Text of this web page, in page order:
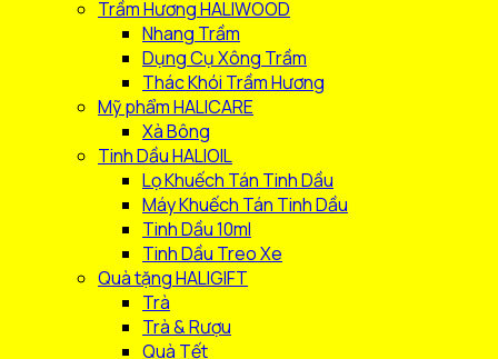
Trầm Hương HALIWOOD
Nhang Trầm
Dụng Cụ Xông Trầm
Thác Khói Trầm Hương
Mỹ phẩm HALICARE
Xà Bông
Tinh Dầu HALIOIL
Lọ Khuếch Tán Tinh Dầu
Máy Khuếch Tán Tinh Dầu
Tinh Dầu 10ml
Tinh Dầu Treo Xe
Quà tặng HALIGIFT
Trà
Trà & Rượu
Quà Tết